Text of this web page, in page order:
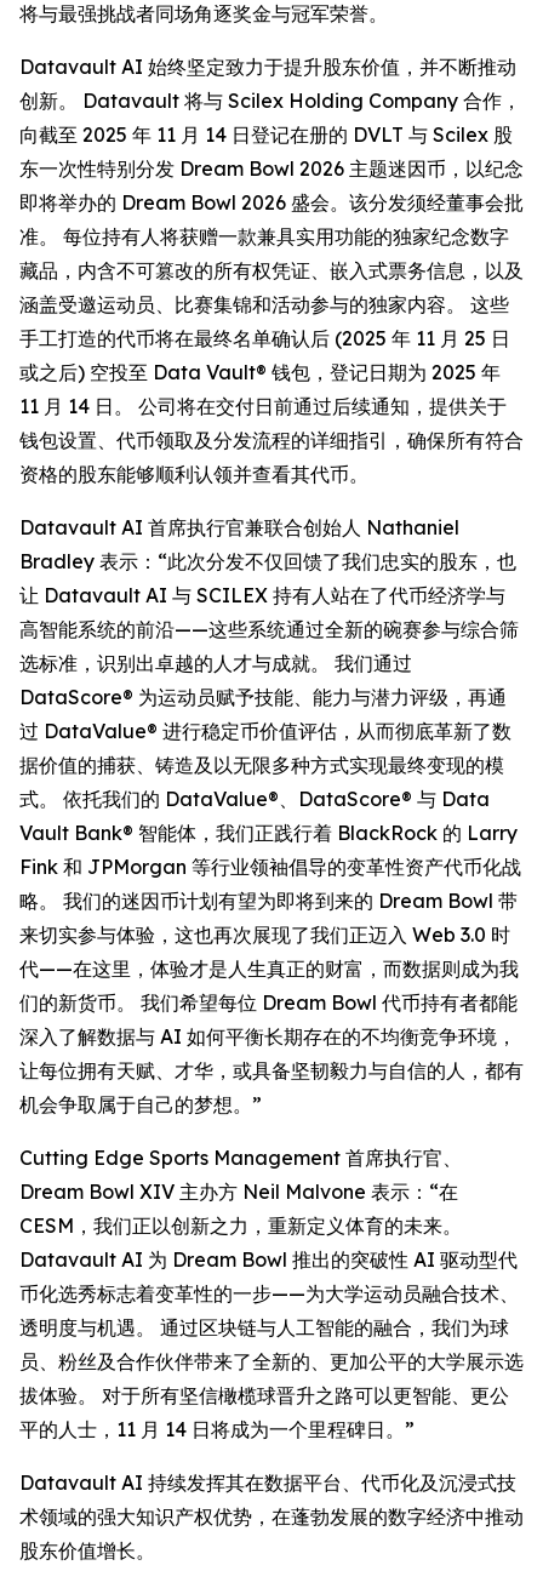
将与最强挑战者同场角逐奖金与冠军荣誉。
Datavault AI 始终坚定致力于提升股东价值，并不断推动
创新。 Datavault 将与 Scilex Holding Company 合作，
向截至 2025 年 11 月 14 日登记在册的 DVLT 与 Scilex 股
东一次性特别分发 Dream Bowl 2026 主题迷因币，以纪念
即将举办的 Dream Bowl 2026 盛会。该分发须经董事会批
准。 每位持有人将获赠一款兼具实用功能的独家纪念数字
藏品，内含不可篡改的所有权凭证、嵌入式票务信息，以及
涵盖受邀运动员、比赛集锦和活动参与的独家内容。 这些
手工打造的代币将在最终名单确认后 (2025 年 11 月 25 日
或之后) 空投至 Data Vault® 钱包，登记日期为 2025 年
11 月 14 日。 公司将在交付日前通过后续通知，提供关于
钱包设置、代币领取及分发流程的详细指引，确保所有符合
资格的股东能够顺利认领并查看其代币。
Datavault AI 首席执行官兼联合创始人 Nathaniel
Bradley 表示：“此次分发不仅回馈了我们忠实的股东，也
让 Datavault AI 与 SCILEX 持有人站在了代币经济学与
高智能系统的前沿——这些系统通过全新的碗赛参与综合筛
选标准，识别出卓越的人才与成就。 我们通过
DataScore® 为运动员赋予技能、能力与潜力评级，再通
过 DataValue® 进行稳定币价值评估，从而彻底革新了数
据价值的捕获、铸造及以无限多种方式实现最终变现的模
式。 依托我们的 DataValue®、DataScore® 与 Data
Vault Bank® 智能体，我们正践行着 BlackRock 的 Larry
Fink 和 JPMorgan 等行业领袖倡导的变革性资产代币化战
略。 我们的迷因币计划有望为即将到来的 Dream Bowl 带
来切实参与体验，这也再次展现了我们正迈入 Web 3.0 时
代——在这里，体验才是人生真正的财富，而数据则成为我
们的新货币。 我们希望每位 Dream Bowl 代币持有者都能
深入了解数据与 AI 如何平衡长期存在的不均衡竞争环境，
让每位拥有天赋、才华，或具备坚韧毅力与自信的人，都有
机会争取属于自己的梦想。”
Cutting Edge Sports Management 首席执行官、
Dream Bowl XIV 主办方 Neil Malvone 表示：“在
CESM，我们正以创新之力，重新定义体育的未来。
Datavault AI 为 Dream Bowl 推出的突破性 AI 驱动型代
币化选秀标志着变革性的一步——为大学运动员融合技术、
透明度与机遇。 通过区块链与人工智能的融合，我们为球
员、粉丝及合作伙伴带来了全新的、更加公平的大学展示选
拔体验。 对于所有坚信橄榄球晋升之路可以更智能、更公
平的人士，11 月 14 日将成为一个里程碑日。”
Datavault AI 持续发挥其在数据平台、代币化及沉浸式技
术领域的强大知识产权优势，在蓬勃发展的数字经济中推动
股东价值增长。